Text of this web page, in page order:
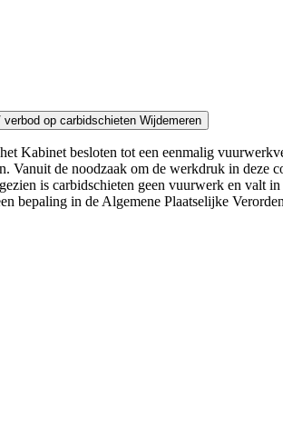
op carbidschieten Wijdemeren
Kabinet besloten tot een eenmalig
Vanuit de noodzaak om de werkdruk in deze
is carbidschieten geen vuurwerk en valt
bepaling in de Algemene Plaatselijke